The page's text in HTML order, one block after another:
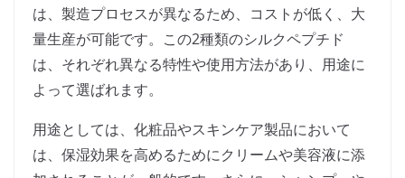
は、製造プロセスが異なるため、コストが低く、大
量生産が可能です。この2種類のシルクペプチド
は、それぞれ異なる特性や使用方法があり、用途に
よって選ばれます。
用途としては、化粧品やスキンケア製品において
は、保湿効果を高めるためにクリームや美容液に添